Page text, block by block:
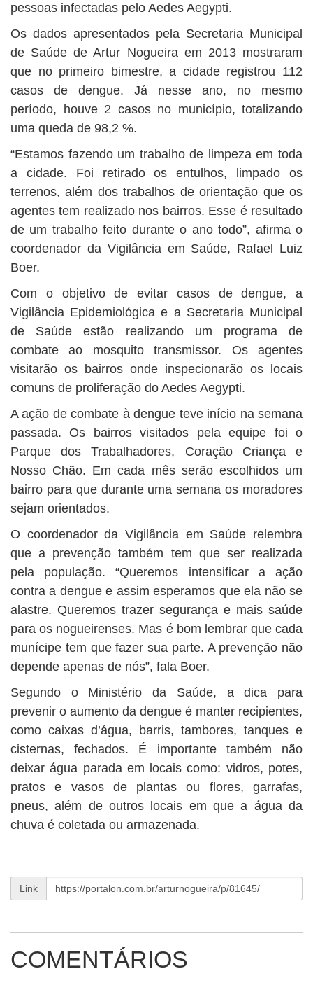
pessoas infectadas pelo Aedes Aegypti.
Os dados apresentados pela Secretaria Municipal
de Saúde de Artur Nogueira em 2013 mostraram
que no primeiro bimestre, a cidade registrou 112
casos de dengue. Já nesse ano, no mesmo
período, houve 2 casos no município, totalizando
uma queda de 98,2 %.
“Estamos fazendo um trabalho de limpeza em toda
a cidade. Foi retirado os entulhos, limpado os
terrenos, além dos trabalhos de orientação que os
agentes tem realizado nos bairros. Esse é resultado
de um trabalho feito durante o ano todo”, afirma o
coordenador da Vigilância em Saúde, Rafael Luiz
Boer.
Com o objetivo de evitar casos de dengue, a
Vigilância Epidemiológica e a Secretaria Municipal
de Saúde estão realizando um programa de
combate ao mosquito transmissor. Os agentes
visitarão os bairros onde inspecionarão os locais
comuns de proliferação do Aedes Aegypti.
A ação de combate à dengue teve início na semana
passada. Os bairros visitados pela equipe foi o
Parque dos Trabalhadores, Coração Criança e
Nosso Chão. Em cada mês serão escolhidos um
bairro para que durante uma semana os moradores
sejam orientados.
O coordenador da Vigilância em Saúde relembra
que a prevenção também tem que ser realizada
pela população. “Queremos intensificar a ação
contra a dengue e assim esperamos que ela não se
alastre. Queremos trazer segurança e mais saúde
para os nogueirenses. Mas é bom lembrar que cada
munícipe tem que fazer sua parte. A prevenção não
depende apenas de nós”, fala Boer.
Segundo o Ministério da Saúde, a dica para
prevenir o aumento da dengue é manter recipientes,
como caixas d’água, barris, tambores, tanques e
cisternas, fechados. É importante também não
deixar água parada em locais como: vidros, potes,
pratos e vasos de plantas ou flores, garrafas,
pneus, além de outros locais em que a água da
chuva é coletada ou armazenada.
Link
COMENTÁRIOS